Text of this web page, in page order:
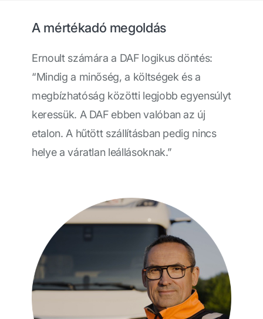
A mértékadó megoldás
Ernoult számára a DAF logikus döntés:
“Mindig a minőség, a költségek és a
megbízhatóság közötti legjobb egyensúlyt
keressük. A DAF ebben valóban az új
etalon. A hűtött szállításban pedig nincs
helye a váratlan leállásoknak.”